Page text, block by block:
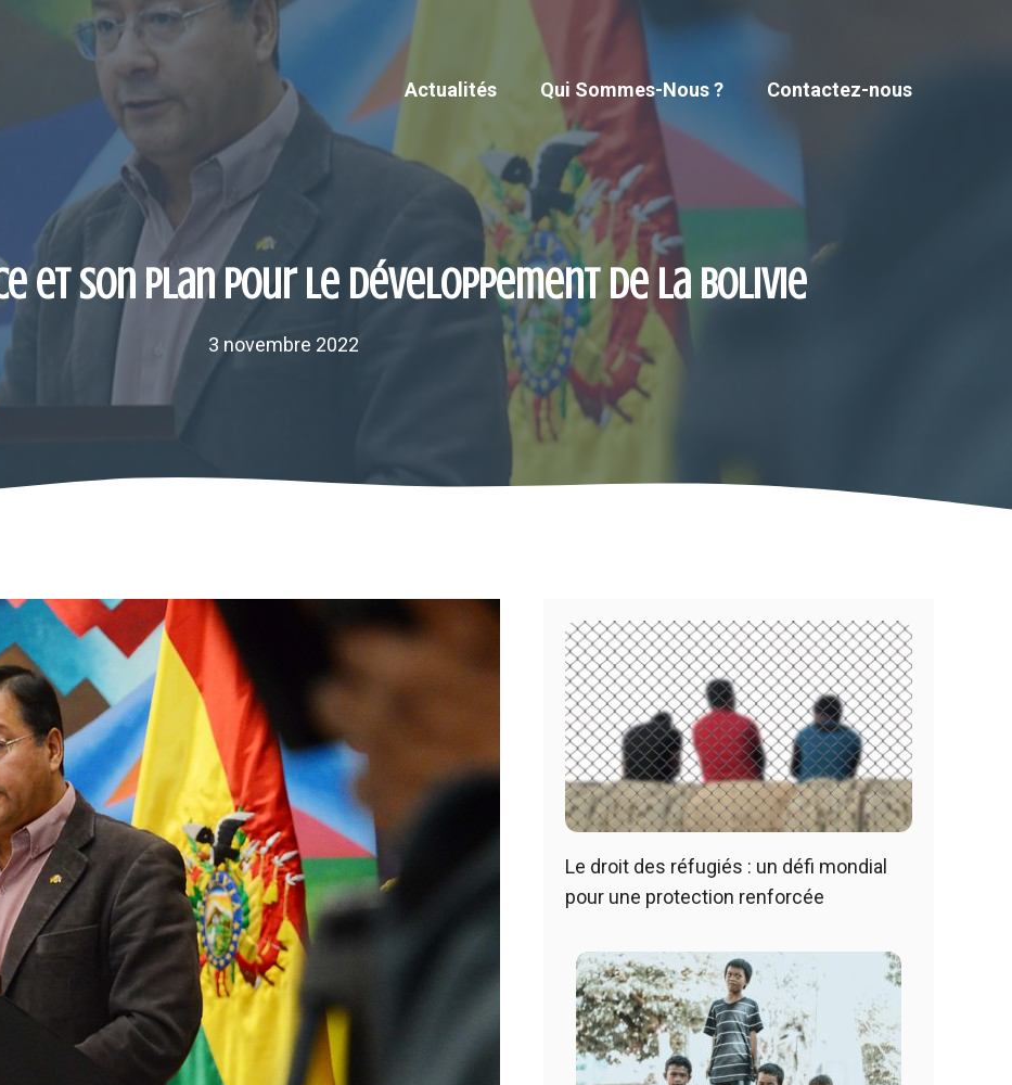
Actualités Qui Sommes-Nous ? Contactez-nous
et son plan pour le développement de la Bolivie
3 novembre 2022
Le droit des réfugiés : un défi mondial
pour une protection renforcée